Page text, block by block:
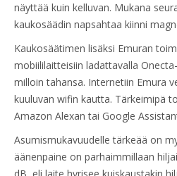
näyttää kuin kelluvan. Mukana
kaukosäädin napsahtaa kiinni
Kaukosäätimen lisäksi Emuran
mobiililaitteisiin ladattavalla
milloin tahansa. Internetiin Emura
kuuluvan wifin kautta. Tärkeimipä
Amazon Alexan tai Google
Asumismukavuudelle tärkeää on
äänenpaine on parhaimmillaan